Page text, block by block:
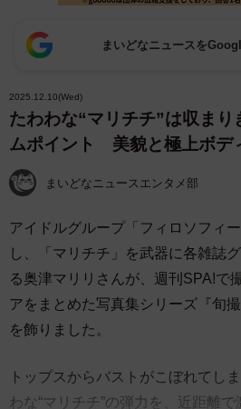
まいどなニュースを
2025.12.10(Wed)
たわわな“マリチチ”は収まり
ムポイント 美貌と極上ボデ
まいどなニュースエンタメ部
アイドルグループ「フィロソフィ
し、「マリチチ」を武器に各雑誌
る奥津マリリさんが、週刊SPA!で
アをまとめた写真集シリーズ『旬
を飾りました。
トップスからバストがこぼれてし
わな“マリチチ”の弾力を、近距離で